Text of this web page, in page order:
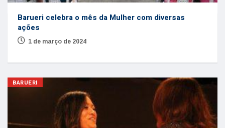
Barueri celebra o mês da Mulher com diversas
ações
1 de março de 2024
BARUERI